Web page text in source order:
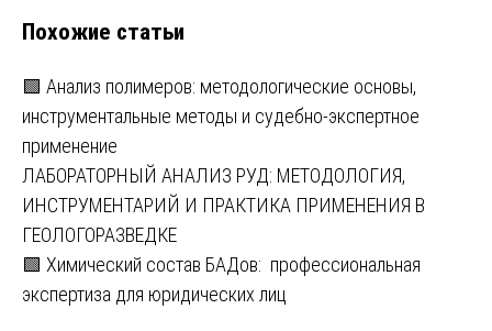
Похожие статьи
🟩 Анализ полимеров: методологические основы,
инструментальные методы и судебно-экспертное
применение
ЛАБОРАТОРНЫЙ АНАЛИЗ РУД: МЕТОДОЛОГИЯ,
ИНСТРУМЕНТАРИЙ И ПРАКТИКА ПРИМЕНЕНИЯ В
ГЕОЛОГОРАЗВЕДКЕ
🟩 Химический состав БАДов: профессиональная
экспертиза для юридических лиц